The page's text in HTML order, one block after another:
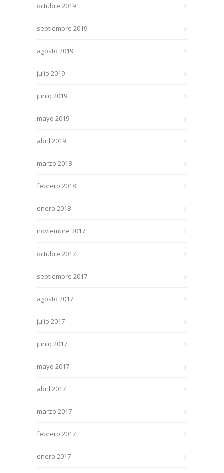
octubre 2019
septiembre 2019
agosto 2019
julio 2019
junio 2019
mayo 2019
abril 2019
marzo 2018
febrero 2018
enero 2018
noviembre 2017
octubre 2017
septiembre 2017
agosto 2017
julio 2017
junio 2017
mayo 2017
abril 2017
marzo 2017
febrero 2017
enero 2017